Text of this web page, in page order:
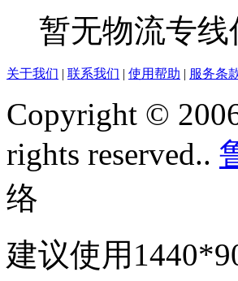
暂无物流专线
关于我们 | 联系我们 | 使用帮助 | 服务条
Copyright ©
rights reserved..
络
建议使用